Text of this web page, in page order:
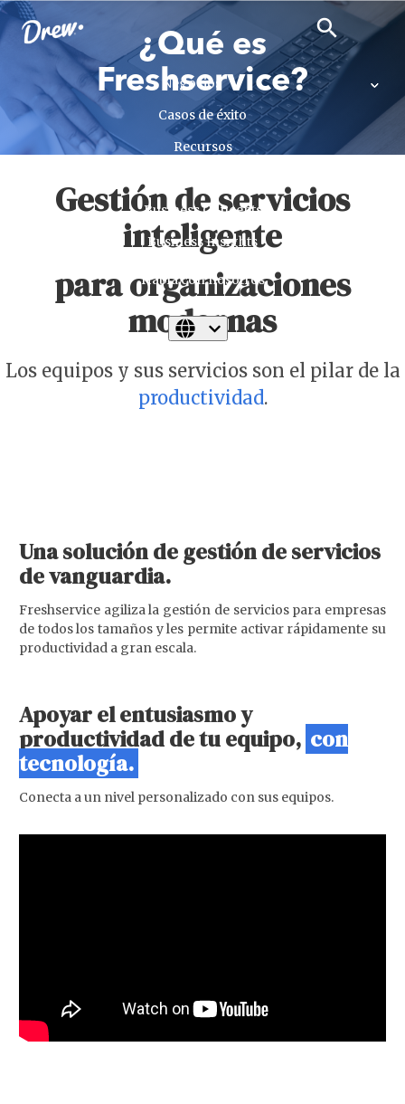
Negocios
Casos de éxito
Recursos
Business Concepts
Business Insights
Habla con nosotros
search
close search
¿Qué es
Freshservice?
Gestión de servicios
inteligente
para organizaciones
modernas
Los equipos y sus servicios son el pilar de la
productividad.
Una solución de gestión de servicios
de vanguardia.
Freshservice agiliza la gestión de servicios para empresas
de todos los tamaños y les permite activar rápidamente su
productividad a gran escala.
Apoyar el entusiasmo y
productividad de tu equipo, con
tecnología.
Conecta a un nivel personalizado con sus equipos.